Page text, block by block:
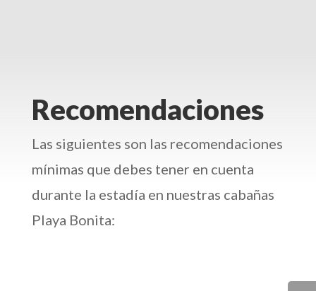
Recomendaciones
Las siguientes son las recomendaciones
mínimas que debes tener en cuenta
durante la estadía en nuestras cabañas
Playa Bonita: